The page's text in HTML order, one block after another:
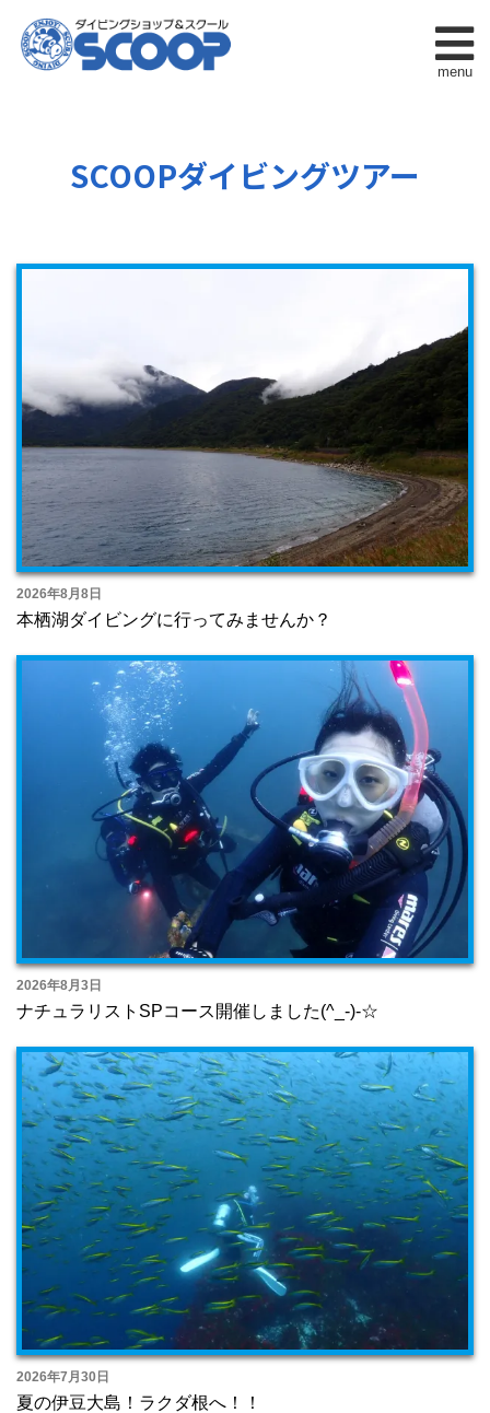
menu
SCOOPダイビングツアー
2026年8月8日
本栖湖ダイビングに行ってみませんか？
2026年8月3日
ナチュラリストSPコース開催しました(^_-)-☆
2026年7月30日
夏の伊豆大島！ラクダ根へ！！